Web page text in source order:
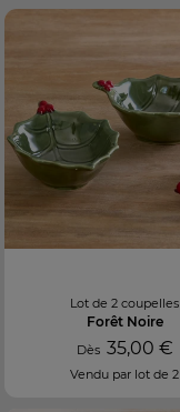
Lot de 2 coupelles
Forêt Noire
Dès 35,00 €
Vendu par lot de 2